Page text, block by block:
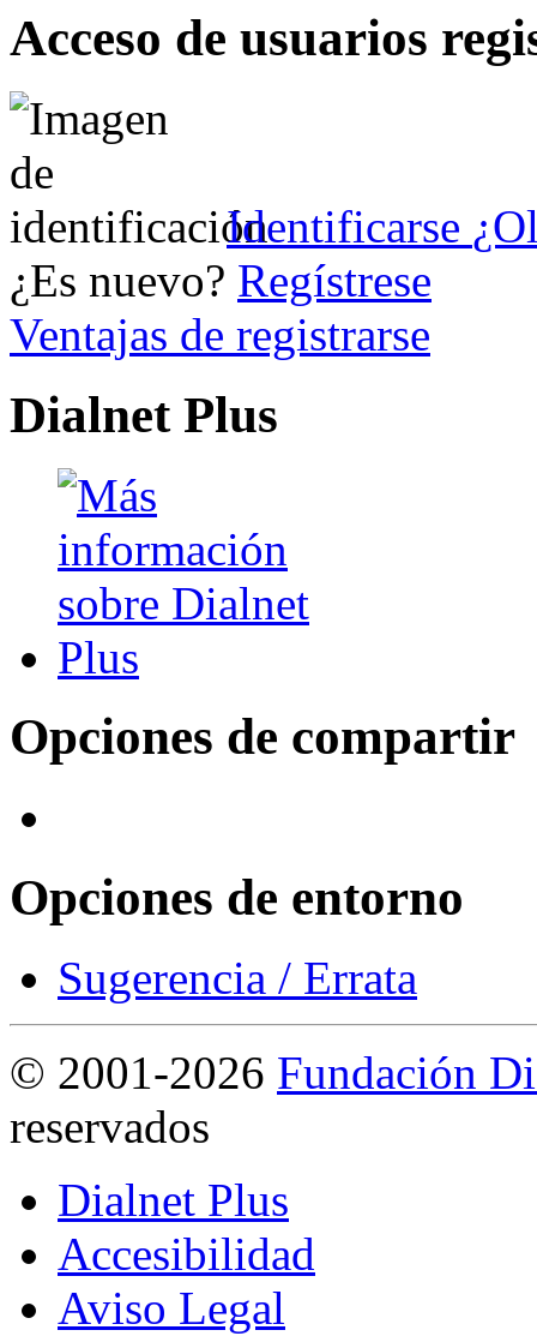
Acceso de usuarios
Identificarse
¿Es nuevo? Regístrese
Ventajas de registrarse
Dialnet Plus
Opciones de compartir
Opciones de entorno
Sugerencia / Errata
© 2001-2026 Fundación
reservados
Dialnet Plus
Accesibilidad
Aviso Legal